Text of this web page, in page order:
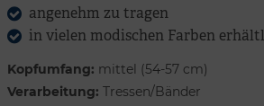
angenehm zu tragen
in vielen modischen Farben
Kopfumfang: mittel (54-57 cm)
Verarbeitung: Tressen/Bänder